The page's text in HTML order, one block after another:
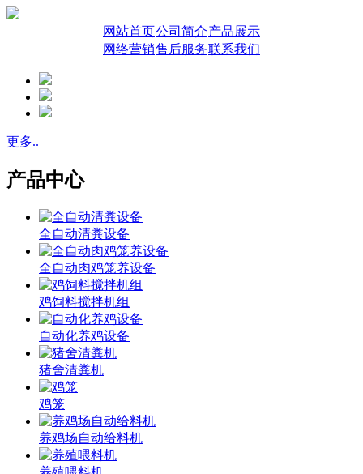
网站首页公司简介产品展示
网络营销售后服务联系我们
更多..
产品中心
全自动清粪设备
全自动肉鸡笼养设备
鸡饲料搅拌机组
自动化养鸡设备
猪舍清粪机
鸡笼
养鸡场自动给料机